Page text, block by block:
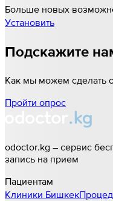
Больше новых
Установить
Подскажите
Как мы можем сделать
Пройти опрос
odoctor.kg – сервис
запись на прием
Пациентам
Клиники Бишкек